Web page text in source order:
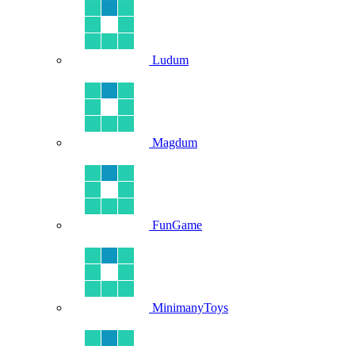
Ludum
Magdum
FunGame
MinimanyToys